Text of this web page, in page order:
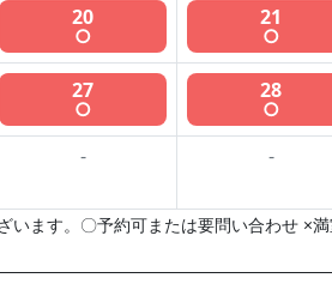
20
○
21
○
27
○
28
○
- -
ます。〇予約可または要問い合わせ ×